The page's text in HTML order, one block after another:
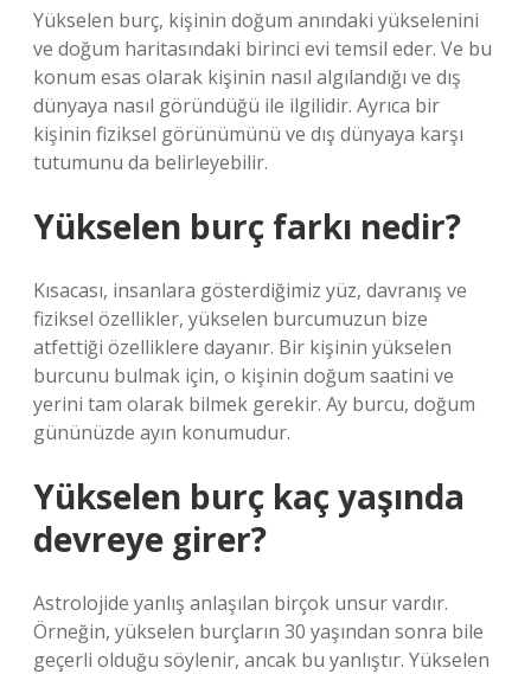
Yükselen burç, kişinin doğum anındaki yükselenini
ve doğum haritasındaki birinci evi temsil eder. Ve bu
konum esas olarak kişinin nasıl algılandığı ve dış
dünyaya nasıl göründüğü ile ilgilidir. Ayrıca bir
kişinin fiziksel görünümünü ve dış dünyaya karşı
tutumunu da belirleyebilir.
Yükselen burç farkı nedir?
Kısacası, insanlara gösterdiğimiz yüz, davranış ve
fiziksel özellikler, yükselen burcumuzun bize
atfettiği özelliklere dayanır. Bir kişinin yükselen
burcunu bulmak için, o kişinin doğum saatini ve
yerini tam olarak bilmek gerekir. Ay burcu, doğum
gününüzde ayın konumudur.
Yükselen burç kaç yaşında
devreye girer?
Astrolojide yanlış anlaşılan birçok unsur vardır.
Örneğin, yükselen burçların 30 yaşından sonra bile
geçerli olduğu söylenir, ancak bu yanlıştır. Yükselen